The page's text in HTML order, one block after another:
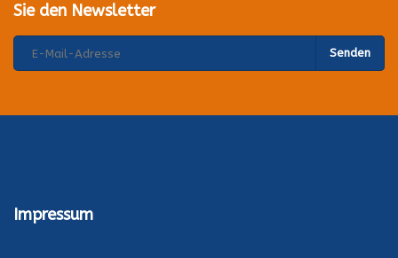
Sie den Newsletter
Senden
Impressum